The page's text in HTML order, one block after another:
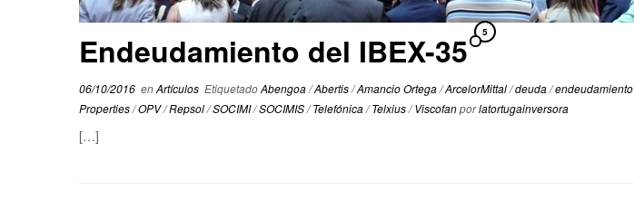
Endeudamiento del IBEX-35 5
06/10/2016 enArtículos EtiquetadoAbengoa/Abertis/Amancio Ortega/ArcelorMittal/deuda/endeudamiento
Properties/OPV/Repsol/SOCIMI/SOCIMIS/Telefónica/Telxius/Viscofanporlatortugainversora
[…]